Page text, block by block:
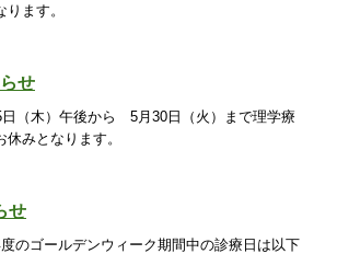
ります。
せ
日（木）午後から 5月30日（火）まで理学療
休みとなります。
せ
のゴールデンウィーク期間中の診療日は以下